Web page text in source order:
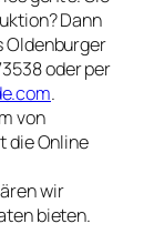
Dann
Oldenburger
oder per
.
von
die Online
wir
bieten.